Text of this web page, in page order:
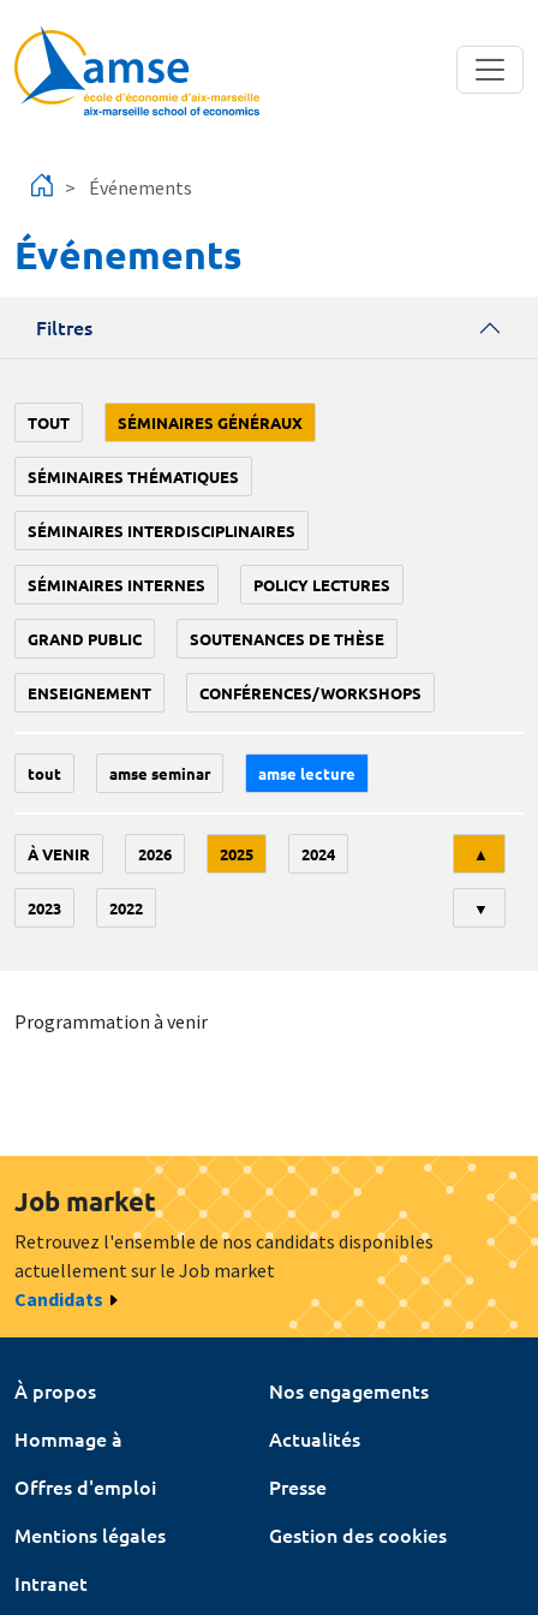
Événements
Événements
Filtres
TOUT SÉMINAIRES GÉNÉRAUX
SÉMINAIRES THÉMATIQUES
SÉMINAIRES INTERDISCIPLINAIRES
SÉMINAIRES INTERNES POLICY LECTURES
GRAND PUBLIC SOUTENANCES DE THÈSE
ENSEIGNEMENT CONFÉRENCES/WORKSHOPS
tout amse seminar amse lecture
À VENIR 2026 2025 2024
2023 2022
▲
▼
Programmation à venir
Job market
Retrouvez l'ensemble de nos candidats disponibles
actuellement sur le Job market
Candidats
À propos
Nos engagements
Hommage à
Actualités
Offres d'emploi
Presse
Mentions légales
Gestion des cookies
Intranet